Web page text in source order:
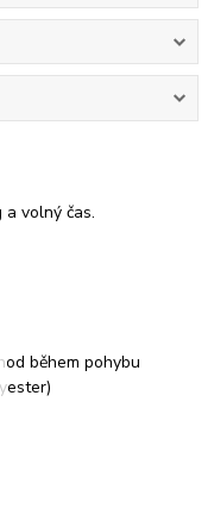
volný čas.
během pohybu